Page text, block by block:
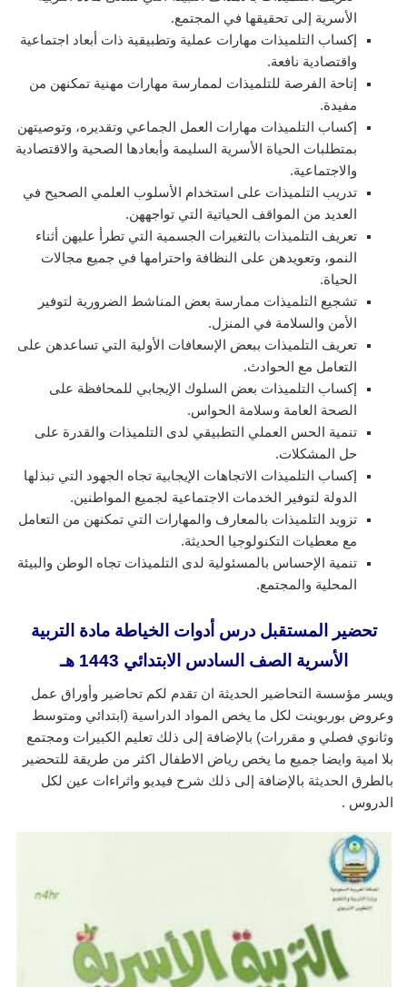
الأسرية إلى تحقيقها في المجتمع.
إكساب التلميذات مهارات عملية وتطبيقية ذات أبعاد اجتماعية
واقتصادية نافعة.
إتاحة الفرصة للتلميذات لممارسة مهارات مهنية تمكنهن من
مفيدة.
إكساب التلميذات مهارات العمل الجماعي وتقديره، وتوصيتهن
بمتطلبات الحياة الأسرية السليمة وأبعادها الصحية والاقتصادية
والاجتماعية.
تدريب التلميذات على استخدام الأسلوب العلمي الصحيح في
العديد من المواقف الحياتية التي تواجههن.
تعريف التلميذات بالتغيرات الجسمية التي تطرأ عليهن أثناء
النمو، وتعويدهن على النظافة واحترامها في جميع مجالات
الحياة.
تشجيع التلميذات ممارسة بعض المناشط الضرورية لتوفير
الأمن والسلامة في المنزل.
تعريف التلميذات ببعض الإسعافات الأولية التي تساعدهن على
التعامل مع الحوادث.
إكساب التلميذات بعض السلوك الإيجابي للمحافظة على
الصحة العامة وسلامة الحواس.
تنمية الحس العملي التطبيقي لدى التلميذات والقدرة على
حل المشكلات.
إكساب التلميذات الاتجاهات الإيجابية تجاه الجهود التي تبذلها
الدولة لتوفير الخدمات الاجتماعية لجميع المواطنين.
تزويد التلميذات بالمعارف والمهارات التي تمكنهن من التعامل
مع معطيات التكنولوجيا الحديثة.
تنمية الإحساس بالمسئولية لدى التلميذات تجاه الوطن والبيئة
المحلية والمجتمع.
تحضير المستقبل درس أدوات الخياطة مادة التربية
الأسرية الصف السادس الابتدائي 1443 هـ
ويسر مؤسسة التحاضير الحديثة ان تقدم لكم تحاضير وأوراق عمل
وعروض بوربوينت لكل ما يخص المواد الدراسية (ابتدائي ومتوسط
وثانوي فصلي و مقررات) بالإضافة إلى ذلك تعليم الكبيرات ومجتمع
بلا امية وايضا جميع ما يخص رياض الاطفال اكثر من طريقة للتحضير
بالطرق الحديثة بالإضافة إلى ذلك شرح فيديو واثراءات عين لكل
الدروس .